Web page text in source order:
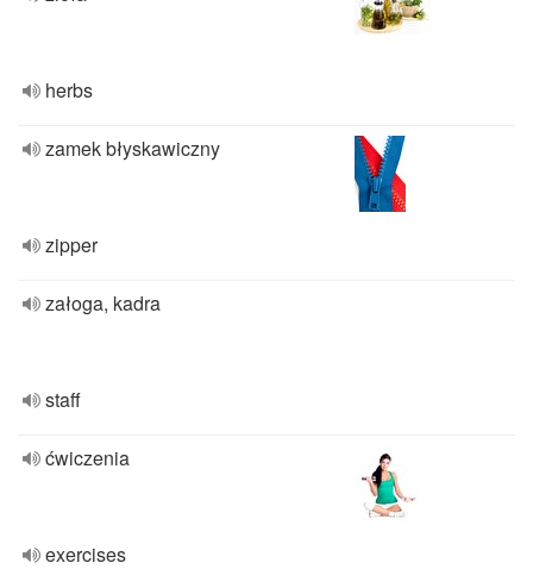
herbs
zamek błyskawiczny
zipper
załoga, kadra
staff
ćwiczenia
exercises